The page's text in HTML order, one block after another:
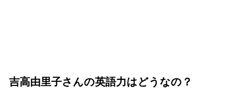
吉高由里子さんの英語力はどうなの？